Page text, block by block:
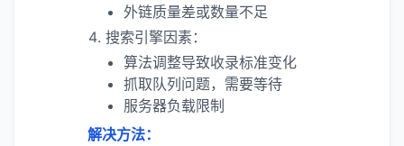
外链质量差或数量不足
搜索引擎因素：
算法调整导致收录标准变化
抓取队列问题，需要等待
服务器负载限制
解决方法：